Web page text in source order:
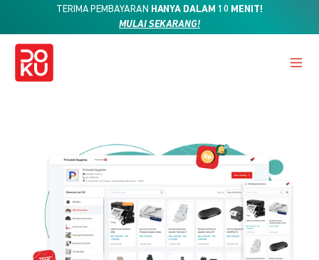
TERIMA PEMBAYARAN HANYA DALAM 10 MENIT!
MULAI SEKARANG!